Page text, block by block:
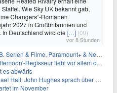
Staffel. Wie Sky UK bekannt gab,
Changers“-Romanen
2027 in Großbritannien und
In Deutschland wird die […] (00)
vor 8 Stunden
& Filme, Paramount+ & Netflix für 19,99€/Monat
Regisseur liebt vor allem die 'Banalität' in seinen Filmen
es abwärts
Hughes sprach über eine Fortsetzung von 'The Breakfast Club'
im November